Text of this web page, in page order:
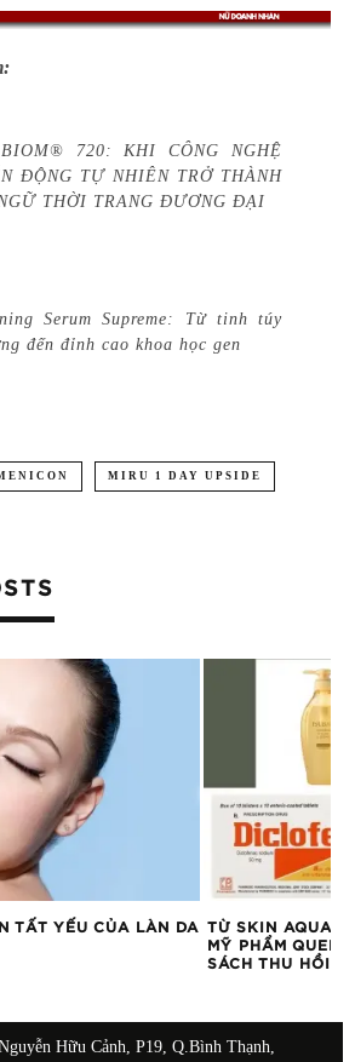
720: KHI CÔNG NGHỆ
ĐỘNG TỰ NHIÊN TRỞ THÀNH
THỜI TRANG ĐƯƠNG ĐẠI
Serum Supreme: Từ tinh túy
đến đỉnh cao khoa học gen
MIRU 1 DAY UPSIDE
TẤT YẾU CỦA LÀN DA
TỪ SKIN AQUA
MỸ PHẨM QUEN
SÁCH THU HỒI
Hữu Cảnh, P19, Q.Bình Thạnh,